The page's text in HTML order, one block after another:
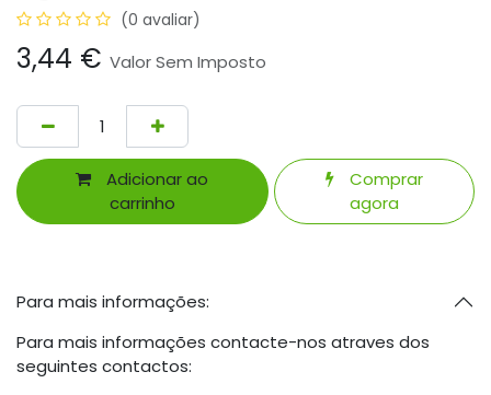
(0 avaliar)
3,44 € Valor Sem Imposto
Adicionar ao
carrinho
Comprar
agora
Para mais informações:
Para mais informações contacte-nos atraves dos
seguintes contactos: